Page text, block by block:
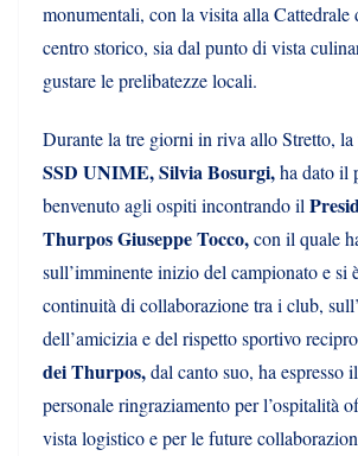
monumentali, con la visita alla Cattedrale
centro storico, sia dal punto di vista
gustare le prelibatezze locali.
Durante la tre giorni in riva allo Stretto, la
SSD UNIME, Silvia Bosurgi,ha dato il
benvenuto agli ospiti incontrando il
Thurpos Giuseppe Tocco,con il quale
sull’imminente inizio del campionato e si
continuità di collaborazione tra i club,
dell’amicizia e del rispetto sportivo
dei Thurpos,dal canto suo, ha espresso
personale ringraziamento per l’ospitalità
vista logistico e per le future